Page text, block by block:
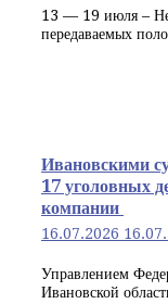
13 — 19 июля –
передаваемых
Ивановскими
17 уголовных
компании
16.07.2026
Управлением
Ивановской